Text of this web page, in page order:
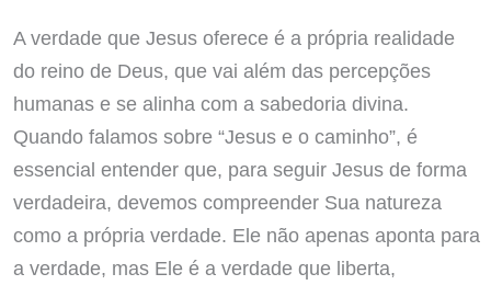
A verdade que Jesus oferece é a própria realidade
do reino de Deus, que vai além das percepções
humanas e se alinha com a sabedoria divina.
Quando falamos sobre “Jesus e o caminho”, é
essencial entender que, para seguir Jesus de forma
verdadeira, devemos compreender Sua natureza
como a própria verdade. Ele não apenas aponta para
a verdade, mas Ele é a verdade que liberta,